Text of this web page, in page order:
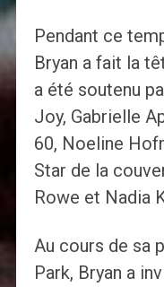
Pendant ce
Bryan a fait la
a été soutenu
Joy, Gabrielle
60, Noeline
Star de la
Rowe et Nadia
Au cours de sa
Park, Bryan a